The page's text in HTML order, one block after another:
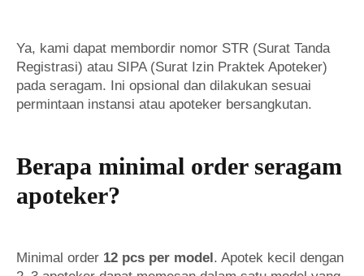
Ya, kami dapat membordir nomor STR (Surat Tanda
Registrasi) atau SIPA (Surat Izin Praktek Apoteker)
pada seragam. Ini opsional dan dilakukan sesuai
permintaan instansi atau apoteker bersangkutan.
Berapa minimal order seragam
apoteker?
Minimal order 12 pcs per model. Apotek kecil dengan